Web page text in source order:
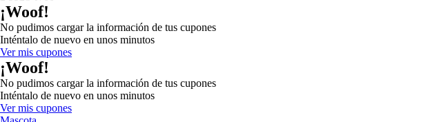
¡Woof!
No pudimos cargar la información de tus cupones
Inténtalo de nuevo en unos minutos
Ver mis cupones
¡Woof!
No pudimos cargar la información de tus cupones
Inténtalo de nuevo en unos minutos
Ver mis cupones